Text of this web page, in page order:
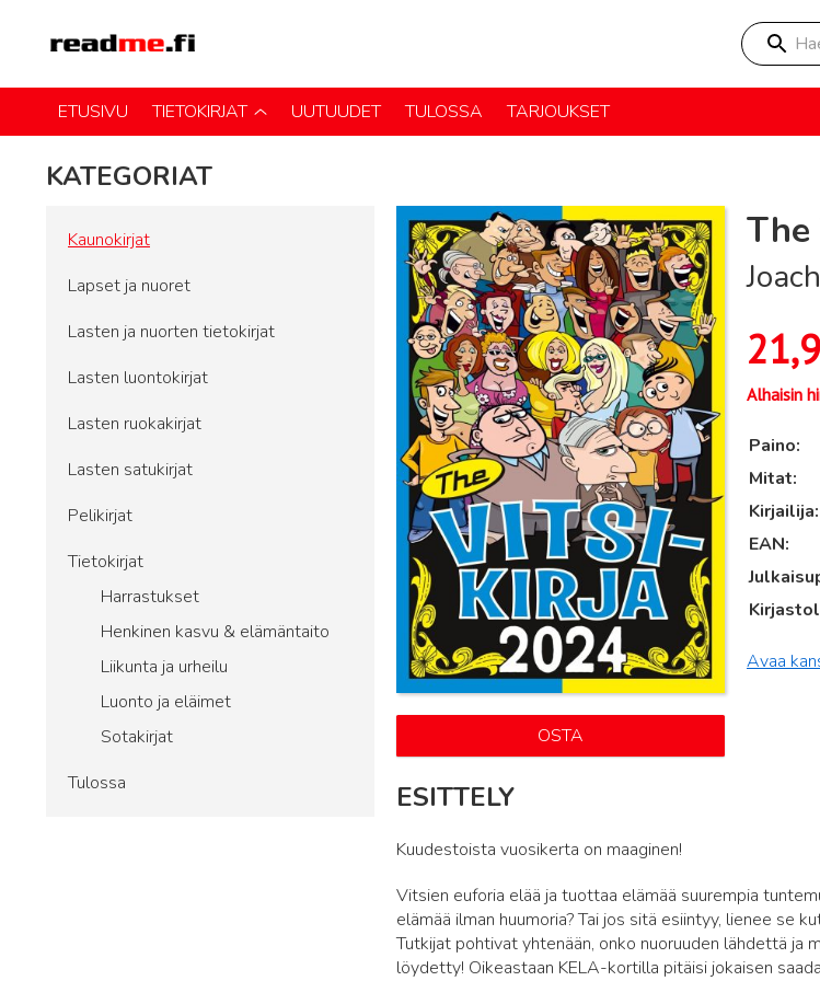
Hae
ETUSIVU TIETOKIRJAT UUTUUDET TULOSSA TARJOUKSET
KATEGORIAT
Kaunokirjat
Lapset ja nuoret
Lasten ja nuorten tietokirjat
Lasten luontokirjat
Lasten ruokakirjat
Lasten satukirjat
Pelikirjat
Tietokirjat
Harrastukset
Henkinen kasvu & elämäntaito
Liikunta ja urheilu
Luonto ja eläimet
Sotakirjat
Tulossa
OSTA
Alhaisin
Paino
Mitat
Kirjailija
EAN
Avaa
ESITTELY
Kuudestoista vuosikerta on maaginen!
Vitsien euforia elää ja tuottaa elämää suurempia
elämää ilman huumoria? Tai jos sitä esiintyy, lienee se
Tutkijat pohtivat yhtenään, onko nuoruuden lähdettä ja
löydetty! Oikeastaan KELA-kortilla pitäisi jokaisen